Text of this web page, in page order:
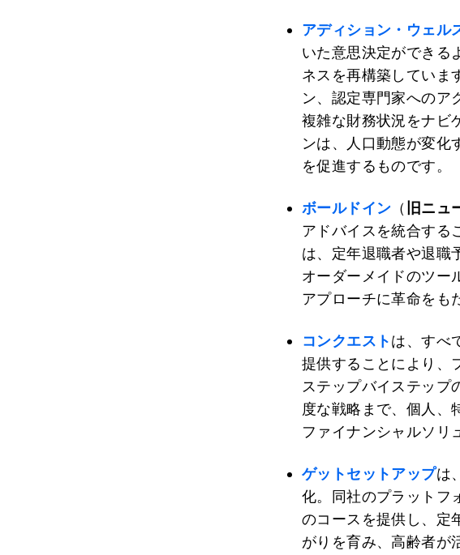
アディション・ウェル
いた意思決定ができる
ネスを再構築していま
ン、認定専門家へのア
複雑な財務状況をナビ
ンは、人口動態が変化
を促進するものです。
ボールドイン （ 旧ニュ
アドバイスを統合する
は、定年退職者や退職
オーダーメイドのツー
アプローチに革命をも
コンクエストは、すべ
提供することにより、
ステップバイステップ
度な戦略まで、個人、
ファイナンシャルソリ
ゲットセットアップは
化。同社のプラットフ
のコースを提供し、定
がりを育み、高齢者が